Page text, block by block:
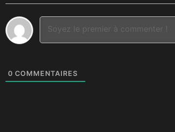
0 COMMENTAIRES